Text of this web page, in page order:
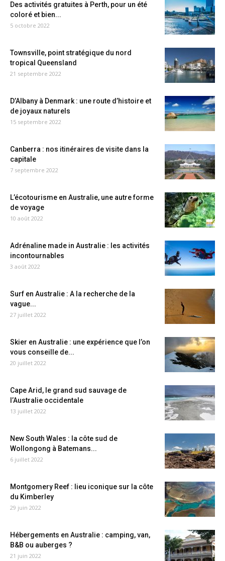
Des activités gratuites à Perth, pour un été
coloré et bien...
5 octobre 2022
Townsville, point stratégique du nord
tropical Queensland
21 septembre 2022
D’Albany à Denmark : une route d’histoire et
de joyaux naturels
15 septembre 2022
Canberra : nos itinéraires de visite dans la
capitale
7 septembre 2022
L’écotourisme en Australie, une autre forme
de voyage
10 août 2022
Adrénaline made in Australie : les activités
incontournables
3 août 2022
Surf en Australie : A la recherche de la
vague...
27 juillet 2022
Skier en Australie : une expérience que l’on
vous conseille de...
20 juillet 2022
Cape Arid, le grand sud sauvage de
l’Australie occidentale
13 juillet 2022
New South Wales : la côte sud de
Wollongong à Batemans...
6 juillet 2022
Montgomery Reef : lieu iconique sur la côte
du Kimberley
29 juin 2022
Hébergements en Australie : camping, van,
B&B ou auberges ?
21 juin 2022